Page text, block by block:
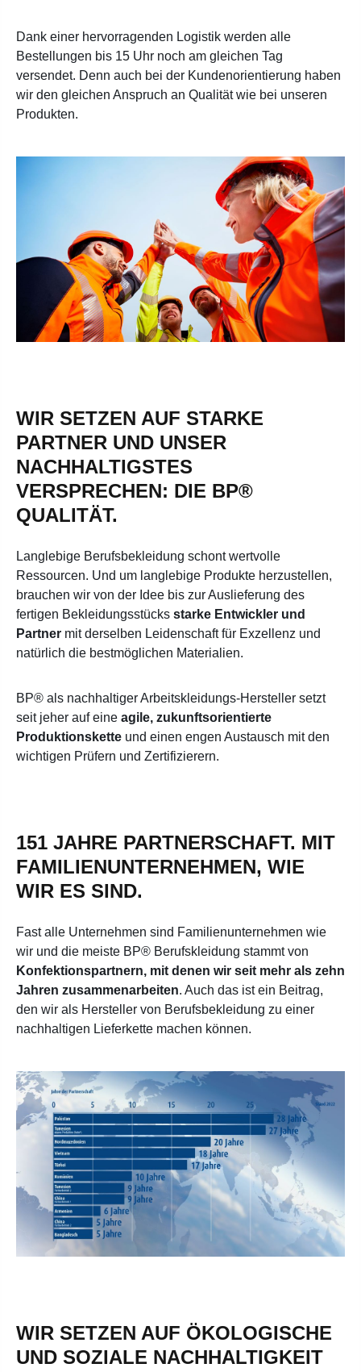
Dank einer hervorragenden Logistik werden alle
Bestellungen bis 15 Uhr noch am gleichen Tag
versendet. Denn auch bei der Kundenorientierung haben
wir den gleichen Anspruch an Qualität wie bei unseren
Produkten.
WIR SETZEN AUF STARKE
PARTNER UND UNSER
NACHHALTIGSTES
VERSPRECHEN: DIE BP®
QUALITÄT.
Langlebige Berufsbekleidung schont wertvolle
Ressourcen. Und um langlebige Produkte herzustellen,
brauchen wir von der Idee bis zur Auslieferung des
fertigen Bekleidungsstücks starke Entwickler und
Partner mit derselben Leidenschaft für Exzellenz und
natürlich die bestmöglichen Materialien.
BP® als nachhaltiger Arbeitskleidungs-Hersteller setzt
seit jeher auf eine agile, zukunftsorientierte
Produktionskette und einen engen Austausch mit den
wichtigen Prüfern und Zertifizierern.
151 JAHRE PARTNERSCHAFT. MIT
FAMILIENUNTERNEHMEN, WIE
WIR ES SIND.
Fast alle Unternehmen sind Familienunternehmen wie
wir und die meiste BP® Berufskleidung stammt von
Konfektionspartnern, mit denen wir seit mehr als zehn
Jahren zusammenarbeiten. Auch das ist ein Beitrag,
den wir als Hersteller von Berufsbekleidung zu einer
nachhaltigen Lieferkette machen können.
WIR SETZEN AUF ÖKOLOGISCHE
UND SOZIALE NACHHALTIGKEIT